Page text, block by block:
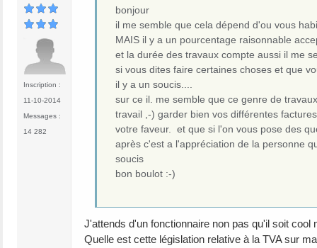
Inscription :
11-10-2014
Messages :
14 282
bonjour
il me semble que cela dépend d'ou vous
MAIS il y a un pourcentage raisonnable
et la durée des travaux compte aussi il me
si vous dites faire certaines choses et que
il y a un soucis....
sur ce il. me semble que ce genre de
travail ,-) garder bien vos différentes
votre faveur. et que si l'on vous pose des
après c'est a l'appréciation de la personne
soucis
bon boulot :-)
J'attends d'un fonctionnaire non pas qu'il soit cool
Quelle est cette législation relative à la TVA sur